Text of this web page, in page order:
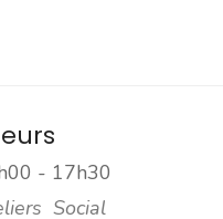
- 17h30
Social